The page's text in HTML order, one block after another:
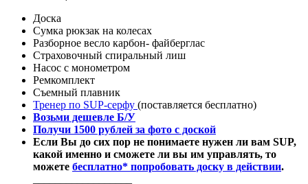
Доска
Сумка рюкзак на колесах
Разборное весло карбон- файберглас
Страховочный спиральный лиш
Насос с монометром
Ремкомплект
Съемный плавник
Тренер по SUP-серфу (поставляется бесплатно)
Возьми дешевле Б/У
Получи 1500 рублей за фото с доской
Если Вы до сих пор не понимаете нужен ли вам SUP,
какой именно и сможете ли вы им управлять, то
можете бесплатно* попробовать доску в действии.